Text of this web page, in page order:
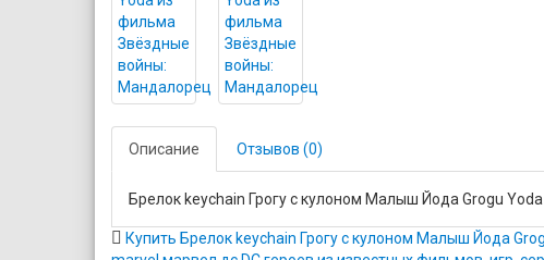
Описание Отзывов (0)
Брелок keychain Грогу с кулоном Малыш Йода Grogu
Купить Брелок keychain Грогу с кулоном Малыш Йода